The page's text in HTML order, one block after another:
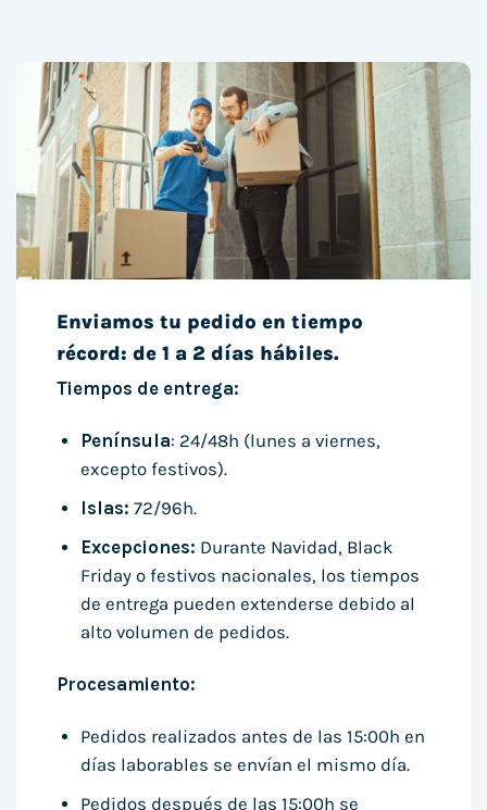
Enviamos tu pedido en tiempo
récord: de 1 a 2 días hábiles.
Tiempos de entrega:
Península: 24/48h (lunes a viernes,
excepto festivos).
Islas: 72/96h.
Excepciones: Durante Navidad, Black
Friday o festivos nacionales, los tiempos
de entrega pueden extenderse debido al
alto volumen de pedidos.
Procesamiento:
Pedidos realizados antes de las 15:00h en
días laborables se envían el mismo día.
Pedidos después de las 15:00h se